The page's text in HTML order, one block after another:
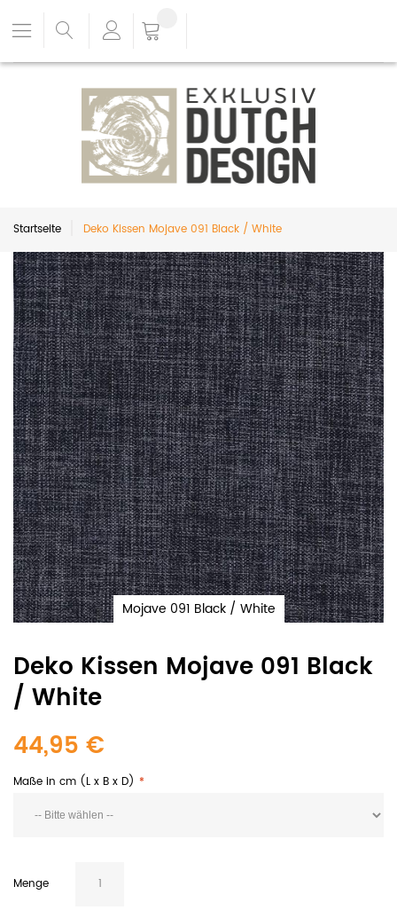
Startseite Deko Kissen Mojave 091 Black / White
Deko Kissen Mojave 091 Black
/ White
44,95 €
Maße in cm (L x B x D)
Menge
Mojave 091 Black / White